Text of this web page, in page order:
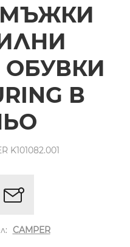
МЪЖКИ
В
K101082.001
CAMPER